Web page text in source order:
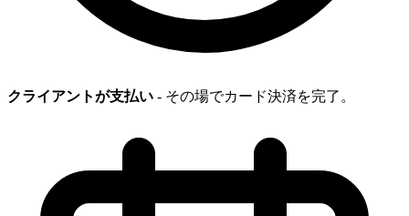
クライアントが支払い - その場でカード決済を完了。